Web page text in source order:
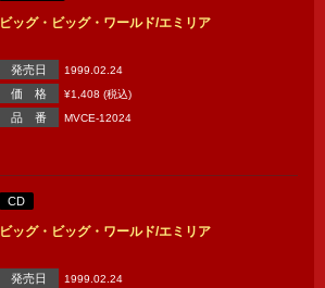
ビッグ・ビッグ・ワールド/エミリア
発売日 1999.02.24
価 格 ¥1,408 (税込)
品 番 MVCE-12024
CD
ビッグ・ビッグ・ワールド/エミリア
発売日 1999.02.24